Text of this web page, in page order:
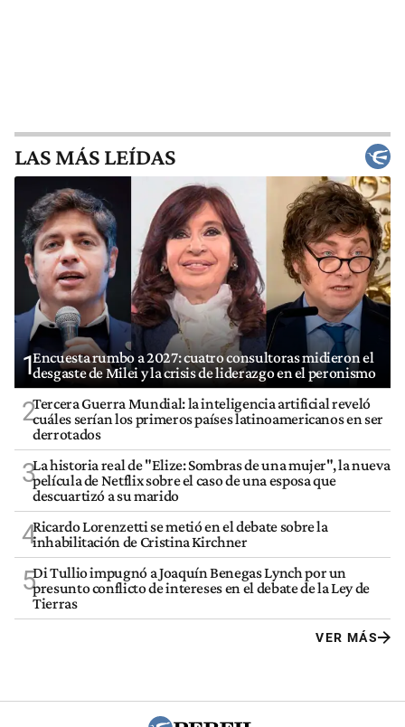
LAS MÁS LEÍDAS
1Encuesta rumbo a 2027: cuatro consultoras midieron el
desgaste de Milei y la crisis de liderazgo en el peronismo
2Tercera Guerra Mundial: la inteligencia artificial reveló
cuáles serían los primeros países latinoamericanos en ser
derrotados
3La historia real de "Elize: Sombras de una mujer", la nueva
película de Netflix sobre el caso de una esposa que
descuartizó a su marido
4Ricardo Lorenzetti se metió en el debate sobre la
inhabilitación de Cristina Kirchner
5Di Tullio impugnó a Joaquín Benegas Lynch por un
presunto conflicto de intereses en el debate de la Ley de
Tierras
VER MÁS